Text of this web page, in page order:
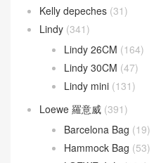
Kelly depeches (31)
Lindy (341)
Lindy 26CM (164)
Lindy 30CM (47)
Lindy mini (131)
Loewe 羅意威 (391)
Barcelona Bag (19)
Hammock Bag (53)